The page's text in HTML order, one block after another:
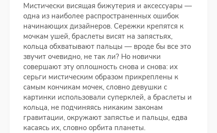
Мистически висящая бижутерия и аксессуары —
одна из наиболее распространенных ошибок
начинающих дизайнеров. Сережки крепятся к
мочкам ушей, браслеты висят на запястьях,
кольца обхватывают пальцы — вроде бы все это
звучит очевидно, не так ли? Но новички
совершают эту оплошность снова и снова: их
серьги мистическим образом прикреплены к
самым кончикам мочек, словно девушки с
картинки использовали суперклей, а браслеты и
кольца, не подчиняясь никаким законам
гравитации, окружают запястье и пальцы, едва
касаясь их, словно орбита планеты.